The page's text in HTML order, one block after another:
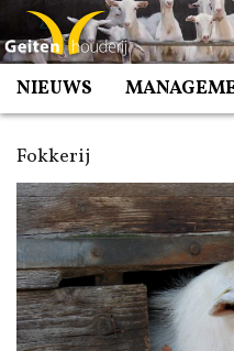
Spring
naar
inhoud
NIEUWS
Fokkerij